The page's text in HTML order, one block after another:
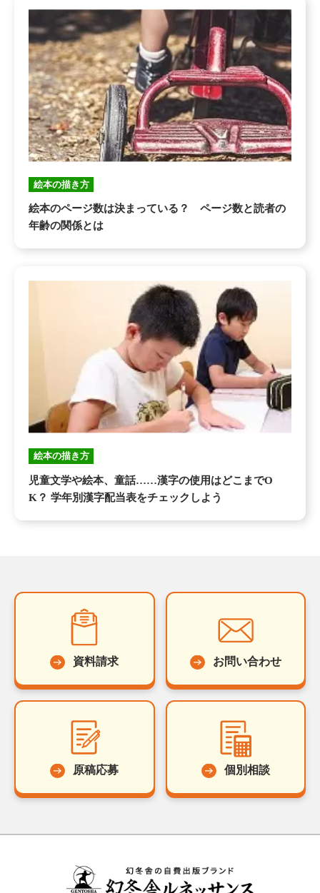
絵本の描き方
絵本のページ数は決まっている？ ページ数と読者の
年齢の関係とは
絵本の描き方
児童文学や絵本、童話……漢字の使用はどこまでO
K？ 学年別漢字配当表をチェックしよう
資料請求 お問い合わせ
原稿応募 個別相談